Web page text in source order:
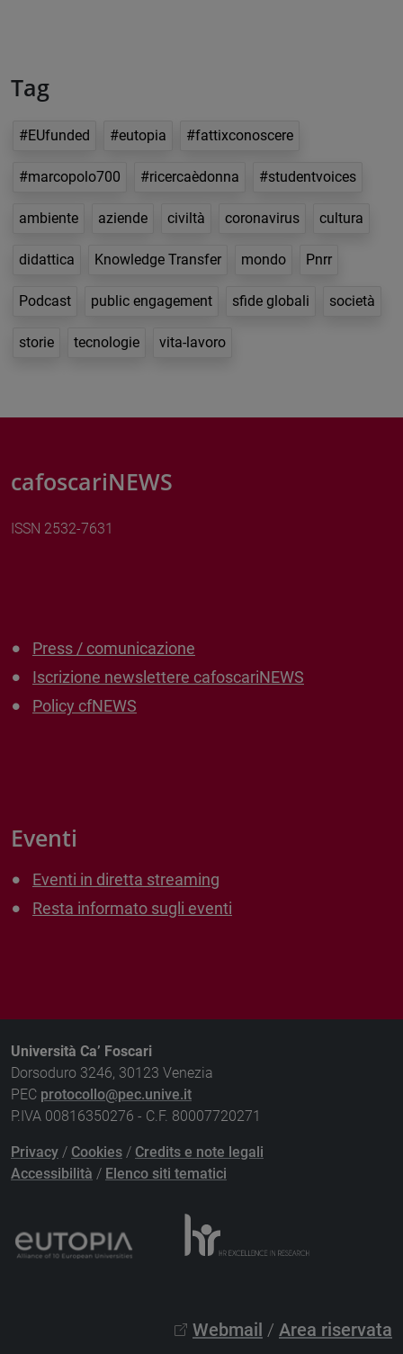
Tag
#EUfunded #eutopia #fattixconoscere
#marcopolo700 #ricercaèdonna #studentvoices
ambiente aziende civiltà coronavirus cultura
didattica Knowledge Transfer mondo Pnrr
Podcast public engagement sfide globali società
storie tecnologie vita-lavoro
cafoscariNEWS
ISSN 2532-7631
Press / comunicazione
Iscrizione newslettere cafoscariNEWS
Policy cfNEWS
Eventi
Eventi in diretta streaming
Resta informato sugli eventi
Università Ca’ Foscari
Dorsoduro 3246, 30123 Venezia
PEC protocollo@pec.unive.it
P.IVA 00816350276 - C.F. 80007720271
Privacy / Cookies / Credits e note legali
Accessibilità / Elenco siti tematici
Webmail / Area riservata